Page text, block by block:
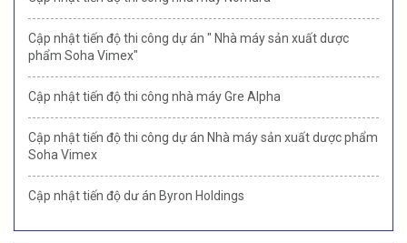
Cập nhật tiến độ thi công dự án " Nhà máy sản xuất dược
phẩm Soha Vimex"
Cập nhật tiến độ thi công nhà máy Gre Alpha
Cập nhật tiến độ thi công dự án Nhà máy sản xuất dược phẩm
Soha Vimex
Cập nhật tiến độ dư án Byron Holdings